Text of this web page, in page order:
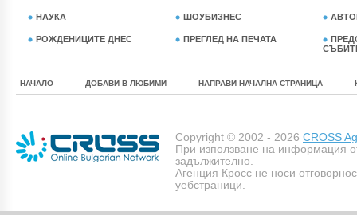
НАУКА ШОУБИЗНЕС
РОЖДЕНИЦИТЕ ДНЕС ПРЕГЛЕД НА ПЕЧАТА
НАЧАЛО ДОБАВИ В ЛЮБИМИ НАПРАВИ НАЧАЛНА СТРАНИЦА
Copyright © 2002 - 2026 CROSS
При използване на информация
задължително.
Агенция Кросс не носи
уебстраници.